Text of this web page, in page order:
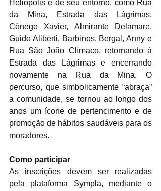
Heliópolis e de seu entorno, como Rua
da Mina, Estrada das Lágrimas,
Cônego Xavier, Almirante Delamare,
Guido Aliberti, Barbinos, Bergal, Anny e
Rua São João Clímaco, retornando à
Estrada das Lágrimas e encerrando
novamente na Rua da Mina. O
percurso, que simbolicamente “abraça”
a comunidade, se tornou ao longo dos
anos um ícone de pertencimento e de
promoção de hábitos saudáveis para os
moradores.
Como participar
As inscrições devem ser realizadas
pela plataforma Sympla, mediante o